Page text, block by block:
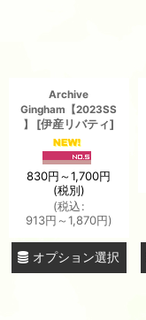
Archive
Gingham【2023SS
】
[伊産リバティ]
830円～1,700円
(税別)
(税込:
913円 ～1,870円)
オプション選択